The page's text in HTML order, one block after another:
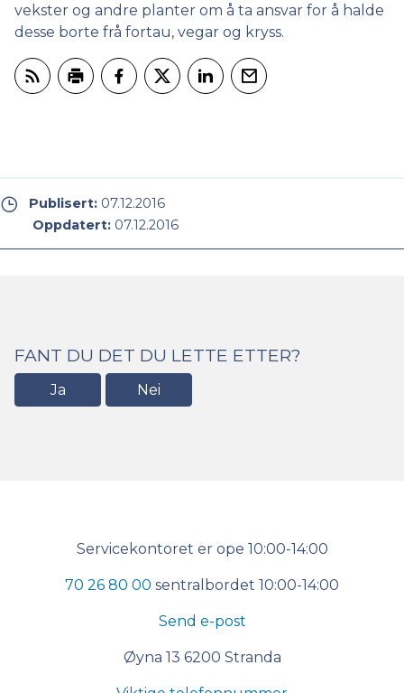
vekster og andre planter om å ta ansvar for å halde
desse borte frå fortau, vegar og kryss.
Publisert: 07.12.2016
Oppdatert: 07.12.2016
FANT DU DET DU LETTE ETTER?
Ja Nei
KontaktServicekontoret er ope 10:00-14:00
70 26 80 00 sentralbordet 10:00-14:00
Send e-post
Øyna 13 6200 Stranda